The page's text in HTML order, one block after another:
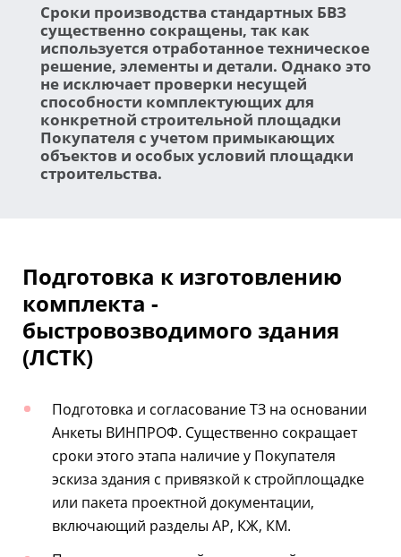
Сроки производства стандартных БВЗ
существенно сокращены, так как
используется отработанное техническое
решение, элементы и детали. Однако это
не исключает проверки несущей
способности комплектующих для
конкретной строительной площадки
Покупателя с учетом примыкающих
объектов и особых условий площадки
строительства.
Подготовка к изготовлению
комплекта -
быстровозводимого здания
(ЛСТК)
Подготовка и согласование ТЗ на основании
Анкеты ВИНПРОФ. Существенно сокращает
сроки этого этапа наличие у Покупателя
эскиза здания с привязкой к стройплощадке
или пакета проектной документации,
включающий разделы АР, КЖ, КМ.